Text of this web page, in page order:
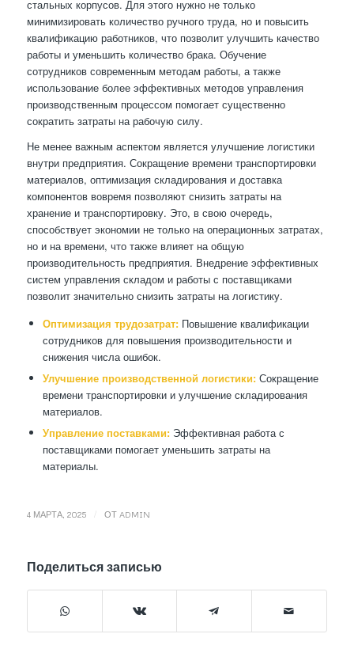
стальных корпусов. Для этого нужно не только
минимизировать количество ручного труда, но и повысить
квалификацию работников, что позволит улучшить качество
работы и уменьшить количество брака. Обучение
сотрудников современным методам работы, а также
использование более эффективных методов управления
производственным процессом помогает существенно
сократить затраты на рабочую силу.
Не менее важным аспектом является улучшение логистики
внутри предприятия. Сокращение времени транспортировки
материалов, оптимизация складирования и доставка
компонентов вовремя позволяют снизить затраты на
хранение и транспортировку. Это, в свою очередь,
способствует экономии не только на операционных затратах,
но и на времени, что также влияет на общую
производительность предприятия. Внедрение эффективных
систем управления складом и работы с поставщиками
позволит значительно снизить затраты на логистику.
Оптимизация трудозатрат:Повышение квалификации
сотрудников для повышения производительности и
снижения числа ошибок.
Улучшение производственной логистики:Сокращение
времени транспортировки и улучшение складирования
материалов.
Управление поставками:Эффективная работа с
поставщиками помогает уменьшить затраты на
материалы.
4 МАРТА, 2025 ОТ ADMIN
Поделиться записью